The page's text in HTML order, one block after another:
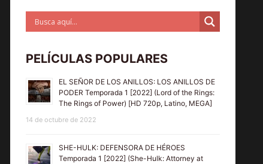
PELÍCULAS POPULARES
EL SEÑOR DE LOS ANILLOS: LOS ANILLOS DE
PODER Temporada 1 [2022] (Lord of the Rings:
The Rings of Power) [HD 720p, Latino, MEGA]
14 de octubre de 2022
SHE-HULK: DEFENSORA DE HÉROES
Temporada 1 [2022] (She-Hulk: Attorney at